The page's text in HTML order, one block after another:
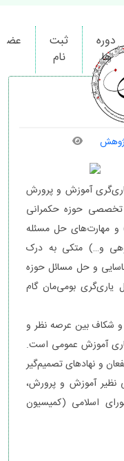
اندیش ایرانیاندوره
ها
ثبت
نام
آموزش و پرورش
تخصصی حوزه حکمرانی
و مهارت‌های حل مسئله
و…) متکی به درک
و حل مسائل حوزه
بومی‌مان گام
و شکاف بین عرصه نظر و
آموزش عمومی است.
و نهادهای تصمیم‌گیر
نظیر آموزش و پرورش،
اسلامی (کمیسیون